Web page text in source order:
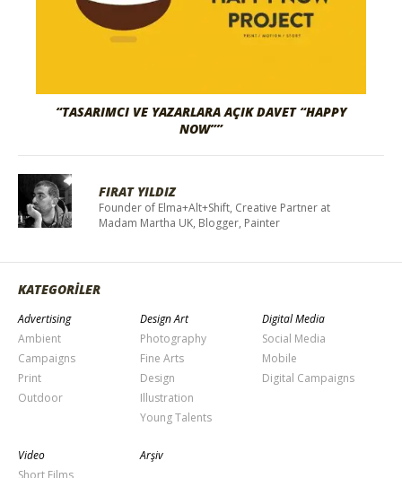
“TASARIMCI VE YAZARLARA AÇIK DAVET “HAPPY
NOW””
FIRAT YILDIZ
Founder of Elma+Alt+Shift, Creative Partner at
Madam Martha UK, Blogger, Painter
KATEGORİLER
Advertising
Ambient
Campaigns
Print
Outdoor
Design Art
Photography
Fine Arts
Design
Illustration
Young Talents
Digital Media
Social Media
Mobile
Digital Campaigns
Video
Short Films
Arşiv